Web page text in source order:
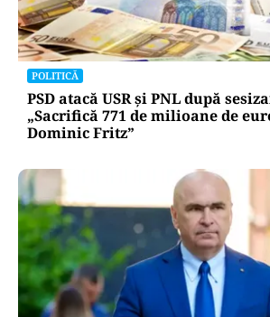
POLITICĂ
PSD atacă USR și PNL după
„Sacrifică 771 de milioane de
Dominic Fritz”